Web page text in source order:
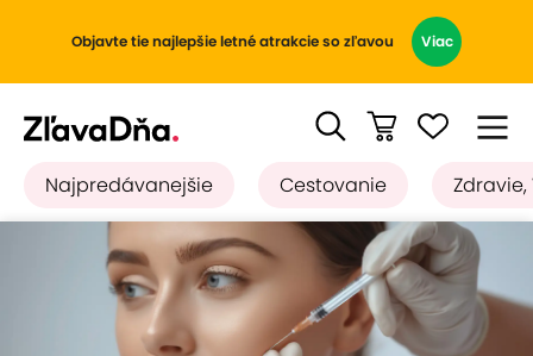
Objavte tie najlepšie letné atrakcie so zľavou Viac
Najpredávanejšie Cestovanie Zdravie,